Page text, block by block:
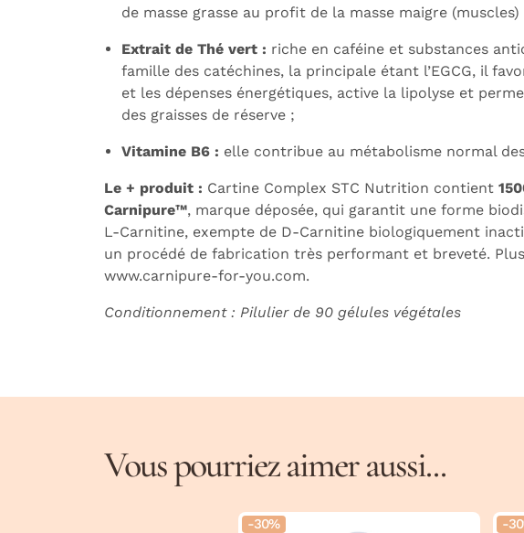
de masse grasse au profit de la masse maigre (muscles)
Extrait de Thé vert : riche en caféine et substances
famille des catéchines, la principale étant l’EGCG, il
et les dépenses énergétiques, active la lipolyse et
des graisses de réserve ;
Vitamine B6 : elle contribue au métabolisme normal
Le + produit : Cartine Complex STC Nutrition contient
Carnipure™, marque déposée, qui garantit une forme
L-Carnitine, exempte de D-Carnitine biologiquement
un procédé de fabrication très performant et breveté.
www.carnipure-for-you.com.
Conditionnement : Pilulier de 90 gélules végétales
Vous pourriez aimer aussi...
-30% -